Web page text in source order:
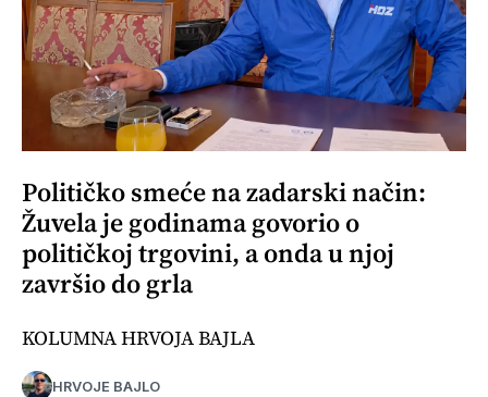
Političko smeće na zadarski način:
Žuvela je godinama govorio o
političkoj trgovini, a onda u njoj
završio do grla
KOLUMNA HRVOJA BAJLA
HRVOJE BAJLO